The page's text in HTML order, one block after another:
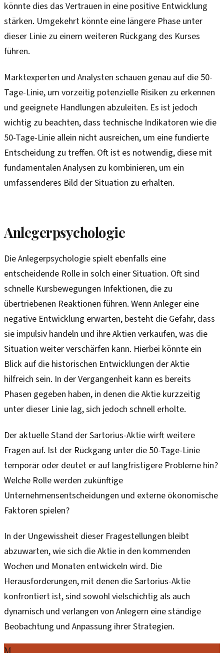
könnte dies das Vertrauen in eine positive Entwicklung
stärken. Umgekehrt könnte eine längere Phase unter
dieser Linie zu einem weiteren Rückgang des Kurses
führen.
Marktexperten und Analysten schauen genau auf die 50-
Tage-Linie, um vorzeitig potenzielle Risiken zu erkennen
und geeignete Handlungen abzuleiten. Es ist jedoch
wichtig zu beachten, dass technische Indikatoren wie die
50-Tage-Linie allein nicht ausreichen, um eine fundierte
Entscheidung zu treffen. Oft ist es notwendig, diese mit
fundamentalen Analysen zu kombinieren, um ein
umfassenderes Bild der Situation zu erhalten.
Anlegerpsychologie
Die Anlegerpsychologie spielt ebenfalls eine
entscheidende Rolle in solch einer Situation. Oft sind
schnelle Kursbewegungen Infektionen, die zu
übertriebenen Reaktionen führen. Wenn Anleger eine
negative Entwicklung erwarten, besteht die Gefahr, dass
sie impulsiv handeln und ihre Aktien verkaufen, was die
Situation weiter verschärfen kann. Hierbei könnte ein
Blick auf die historischen Entwicklungen der Aktie
hilfreich sein. In der Vergangenheit kann es bereits
Phasen gegeben haben, in denen die Aktie kurzzeitig
unter dieser Linie lag, sich jedoch schnell erholte.
Der aktuelle Stand der Sartorius-Aktie wirft weitere
Fragen auf. Ist der Rückgang unter die 50-Tage-Linie
temporär oder deutet er auf langfristigere Probleme hin?
Welche Rolle werden zukünftige
Unternehmensentscheidungen und externe ökonomische
Faktoren spielen?
In der Ungewissheit dieser Fragestellungen bleibt
abzuwarten, wie sich die Aktie in den kommenden
Wochen und Monaten entwickeln wird. Die
Herausforderungen, mit denen die Sartorius-Aktie
konfrontiert ist, sind sowohl vielschichtig als auch
dynamisch und verlangen von Anlegern eine ständige
Beobachtung und Anpassung ihrer Strategien.
M